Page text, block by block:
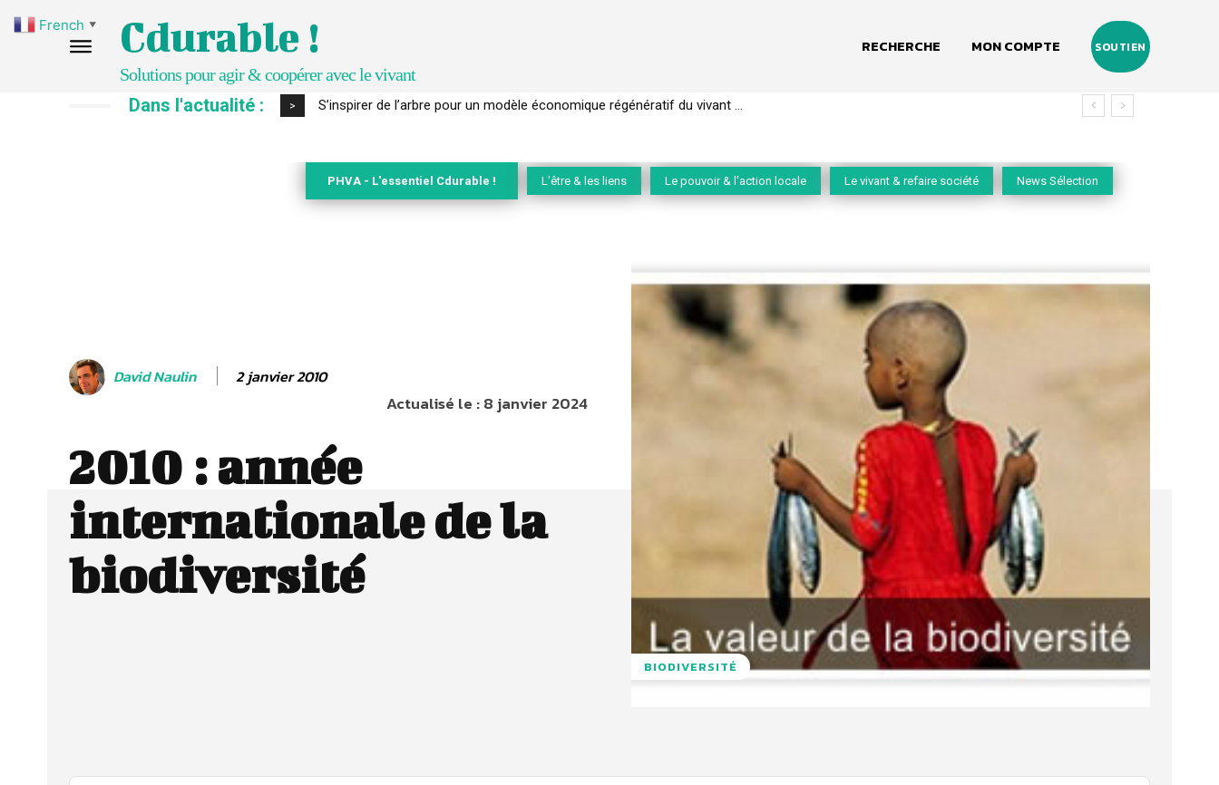
Cdurable !
Solutions pour agir & coopérer avec le vivant
RECHERCHE MON COMPTE SOUTIEN
Dans l'actualité : > IPBES : le « GIEC de la biodiversité » appelle les entreprises à devenir des alliées du vivant
PHVA - L'essentiel Cdurable ! L'être & les liens Le pouvoir & l'action locale Le vivant & refaire société News Sélection
David Naulin 2 janvier 2010
Actualisé le :8 janvier 2024
2010 : année
internationale de la
biodiversité
BIODIVERSITÉ
French ▼